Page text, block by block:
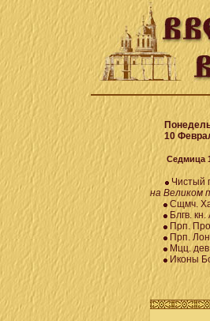
10
Седмица 1-
Чистый
на Великом
Сщмч.
Блгв.
Прп.
Прп.
Мцц.
Иконы